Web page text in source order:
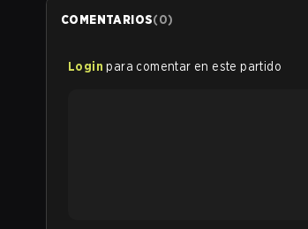
COMENTARIOS(0)
Login para comentar en este partido